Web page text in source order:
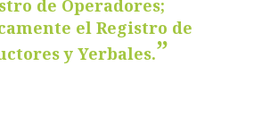
de Operadores;
el Registro de
y Yerbales.